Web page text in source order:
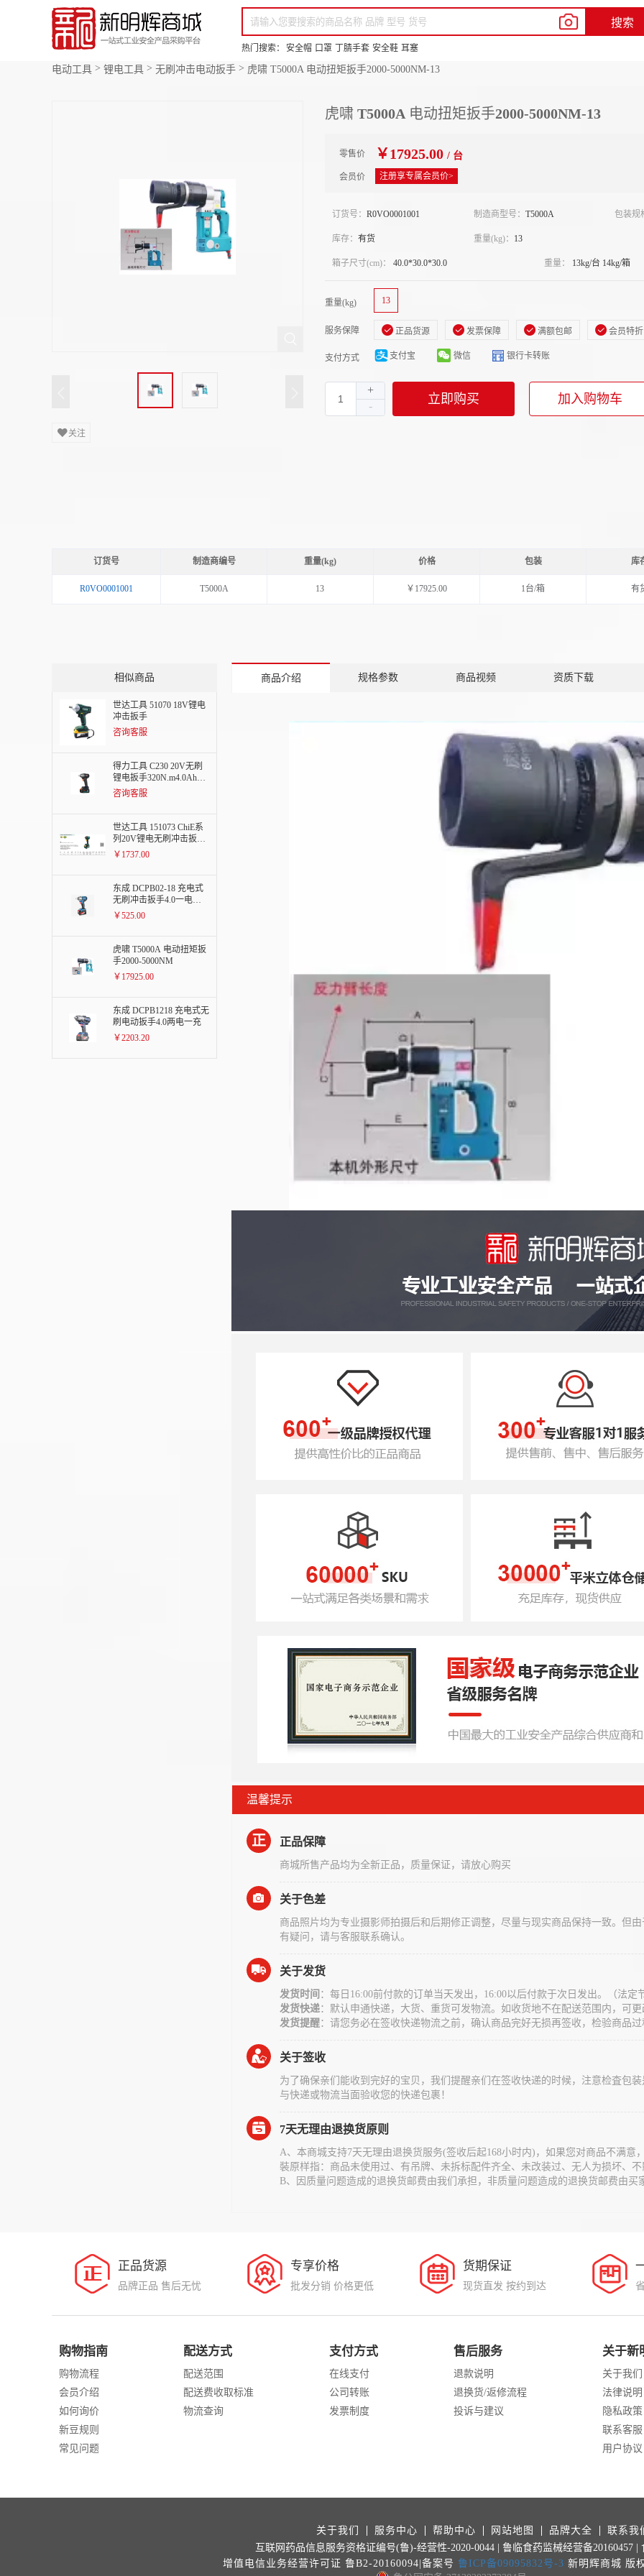
你好，欢迎来到新明辉！ 请登录
免费注册
专属服务 超低折扣价
我的新明辉 客户服务 帮助中心
搜索
热门搜索： 安全帽 口罩 丁腈手套 安全鞋 耳塞
全部商品分类 场景采购 品牌中心 供应商合作 新豆商城
电动工具 > 锂电工具 > 无刷冲击电动扳手 > 虎啸 T5000A 电动扭矩扳手2000-5000NM-13
关注
虎啸 T5000A 电动扭矩扳手2000-5000NM-13
零售价 ￥17925.00 / 台
会员价 注册享专属会员价>
订货号： R0VO0001001 制造商型号： T5000A 包装规
库存： 有货 重量(kg)： 13
箱子尺寸(cm)： 40.0*30.0*30.0 重量： 13kg/台 14kg/箱
重量(kg) 13
服务保障 正品货源 发票保障 满额包邮 会员特折
支付方式 支付宝 微信 银行卡转账
立即购买 加入购物车
订货号 制造商编号 重量(kg) 价格 包装 库
R0VO0001001 T5000A 13 ￥17925.00 1台/箱 有
相似商品
世达工具 51070 18V锂电
冲击扳手
咨询客服
得力工具 C230 20V无刷
锂电扳手320N.m4.0Ah两
电一充
咨询客服
世达工具 151073 ChiE系
列20V锂电无刷冲击扳手
400N.m
￥1737.00
东成 DCPB02-18 充电式
无刷冲击扳手4.0一电一
充
￥525.00
虎啸 T5000A 电动扭矩扳
手2000-5000NM
￥17925.00
东成 DCPB1218 充电式无
刷电动扳手4.0两电一充
￥2203.20
商品介绍 规格参数 商品视频 资质下载
温馨提示
正 正品保障
商城所售产品均为全新正品，质量保证，请放心购买
关于色差
商品照片均为专业摄影师拍摄后和后期修正调整，尽量与现实商品保持一致。但
有疑问，请与客服联系确认。
关于发货
发货时间 ：每日16:00前付款的订单当天发出，16:00以后付款于次日发出。（法
发货快递：默认申通快递，大货、重货可发物流。如收货地不在配送范围内，可
发货提醒：请您务必在签收快递物流之前，确认商品完好无损再签收，检验商品
关于签收
为了确保亲们能收到完好的宝贝，我们提醒亲们在签收快递的时候，注意检査包
与快递或物流当面验收您的快递包裹！
7天无理由退换货原则
A、本商城支持7天无理由退换货服务(签收后起168小时内)，如果您对商品不满
裝原样指：商品未使用过、有吊牌、未拆标配件齐全、未改装过、无人为损坏、
B、因质量问题造成的退换货邮费由我们承担，非质量问题造成的退换货邮费由买
正品货源
品牌正品 售后无忧
专享价格
批发分销 价格更低
货期保证
现货直发 按约到达
购物指南
购物流程
会员介绍
如何询价
新豆规则
常见问题
配送方式
配送范围
配送费收取标准
物流查询
支付方式
在线支付
公司转账
发票制度
售后服务
退款说明
退换货/返修流程
投诉与建议
关于新
关于我们
法律说明
隐私政策
联系客服
用户协议
关于我们 服务中心 帮助中心 网站地图 品牌大全
联系我
互联网药品信息服务资格证编号(鲁)-经营性-2020-0044
| 鲁临食药监械经营备20160457
增值电信业务经营许可证 鲁B2-20160094|备案号 鲁ICP备09095832号-3 新明辉商城 版